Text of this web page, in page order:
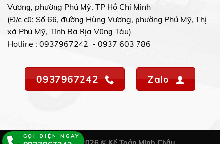
Vương, phường Phú Mỹ, TP Hồ Chí Minh
(Đ/c cũ: Số 66, đường Hùng Vương, phường Phú Mỹ, Thị
xã Phú Mỹ, Tỉnh Bà Rịa Vũng Tàu)
Hotline : 0937967242 - 0937 603 786
0937967242 Zalo
GỌI ĐIỆN NGAY